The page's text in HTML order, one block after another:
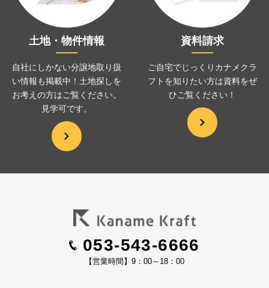
土地・物件情報
自社にしかない分譲地取り扱
い情報も掲載中！土地探しを
お考えの方はご覧ください。
見学可です。
資料請求
ご自宅でじっくりカナメクラ
フトを知りたい方は資料をぜ
ひご覧ください！
053-543-6666
【営業時間】9：00～18：00